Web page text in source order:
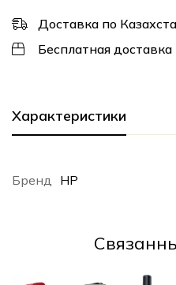
Доставка по
Бесплатная доставка
Характеристики
Бренд HP